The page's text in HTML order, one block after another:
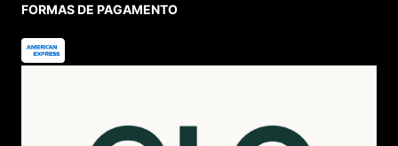
FORMAS DE PAGAMENTO